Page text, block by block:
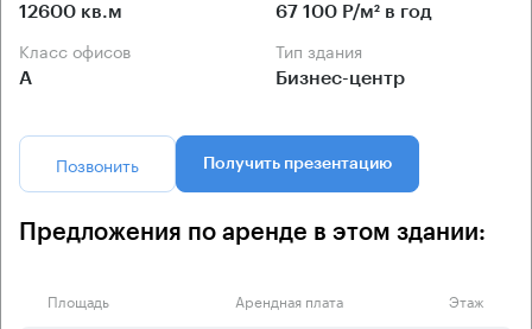
12600 кв.м 67 100 Р/м² в год
Класс офисов
А
Тип здания
Бизнес-центр
Позвонить Получить презентацию
Предложения по аренде в этом здании:
Площадь Арендная плата Этаж